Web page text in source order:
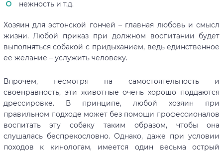
нежность и т.д.
Хозяин для эстонской гончей – главная любовь и смысл
жизни. Любой приказ при должном воспитании будет
выполняться собакой с придыханием, ведь единственное
ее желание – услужить человеку.
Впрочем, несмотря на самостоятельность и
своенравность, эти животные очень хорошо поддаются
дрессировке. В принципе, любой хозяин при
правильном подходе может без помощи профессионалов
воспитать эту собаку таким образом, чтобы она
слушалась беспрекословно. Однако, даже при условии
походов к кинологам, имеется один весьма острый